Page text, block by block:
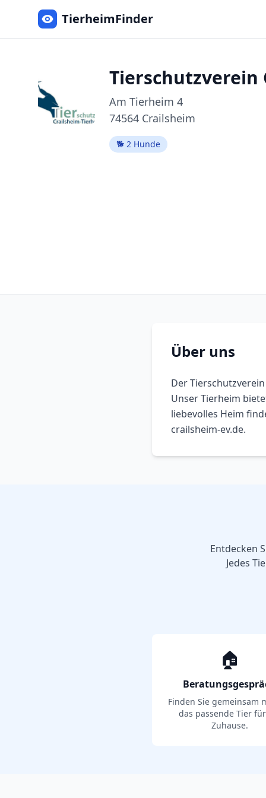
TierheimFinder
Tierschutzverein
Am Tierheim 4
74564 Crailsheim
🐕 2 Hunde
Über uns
Der
Unser Tierheim
liebevolles Heim
crailsheim-ev.de.
Entdecken
Jedes
🏠
Finden Sie gemeinsam
das passende Tier
Zuhause.